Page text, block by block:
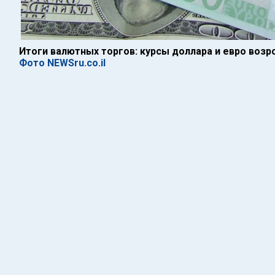
Итоги валютных торгов: курсы доллара и евро
Фото NEWSru.co.il